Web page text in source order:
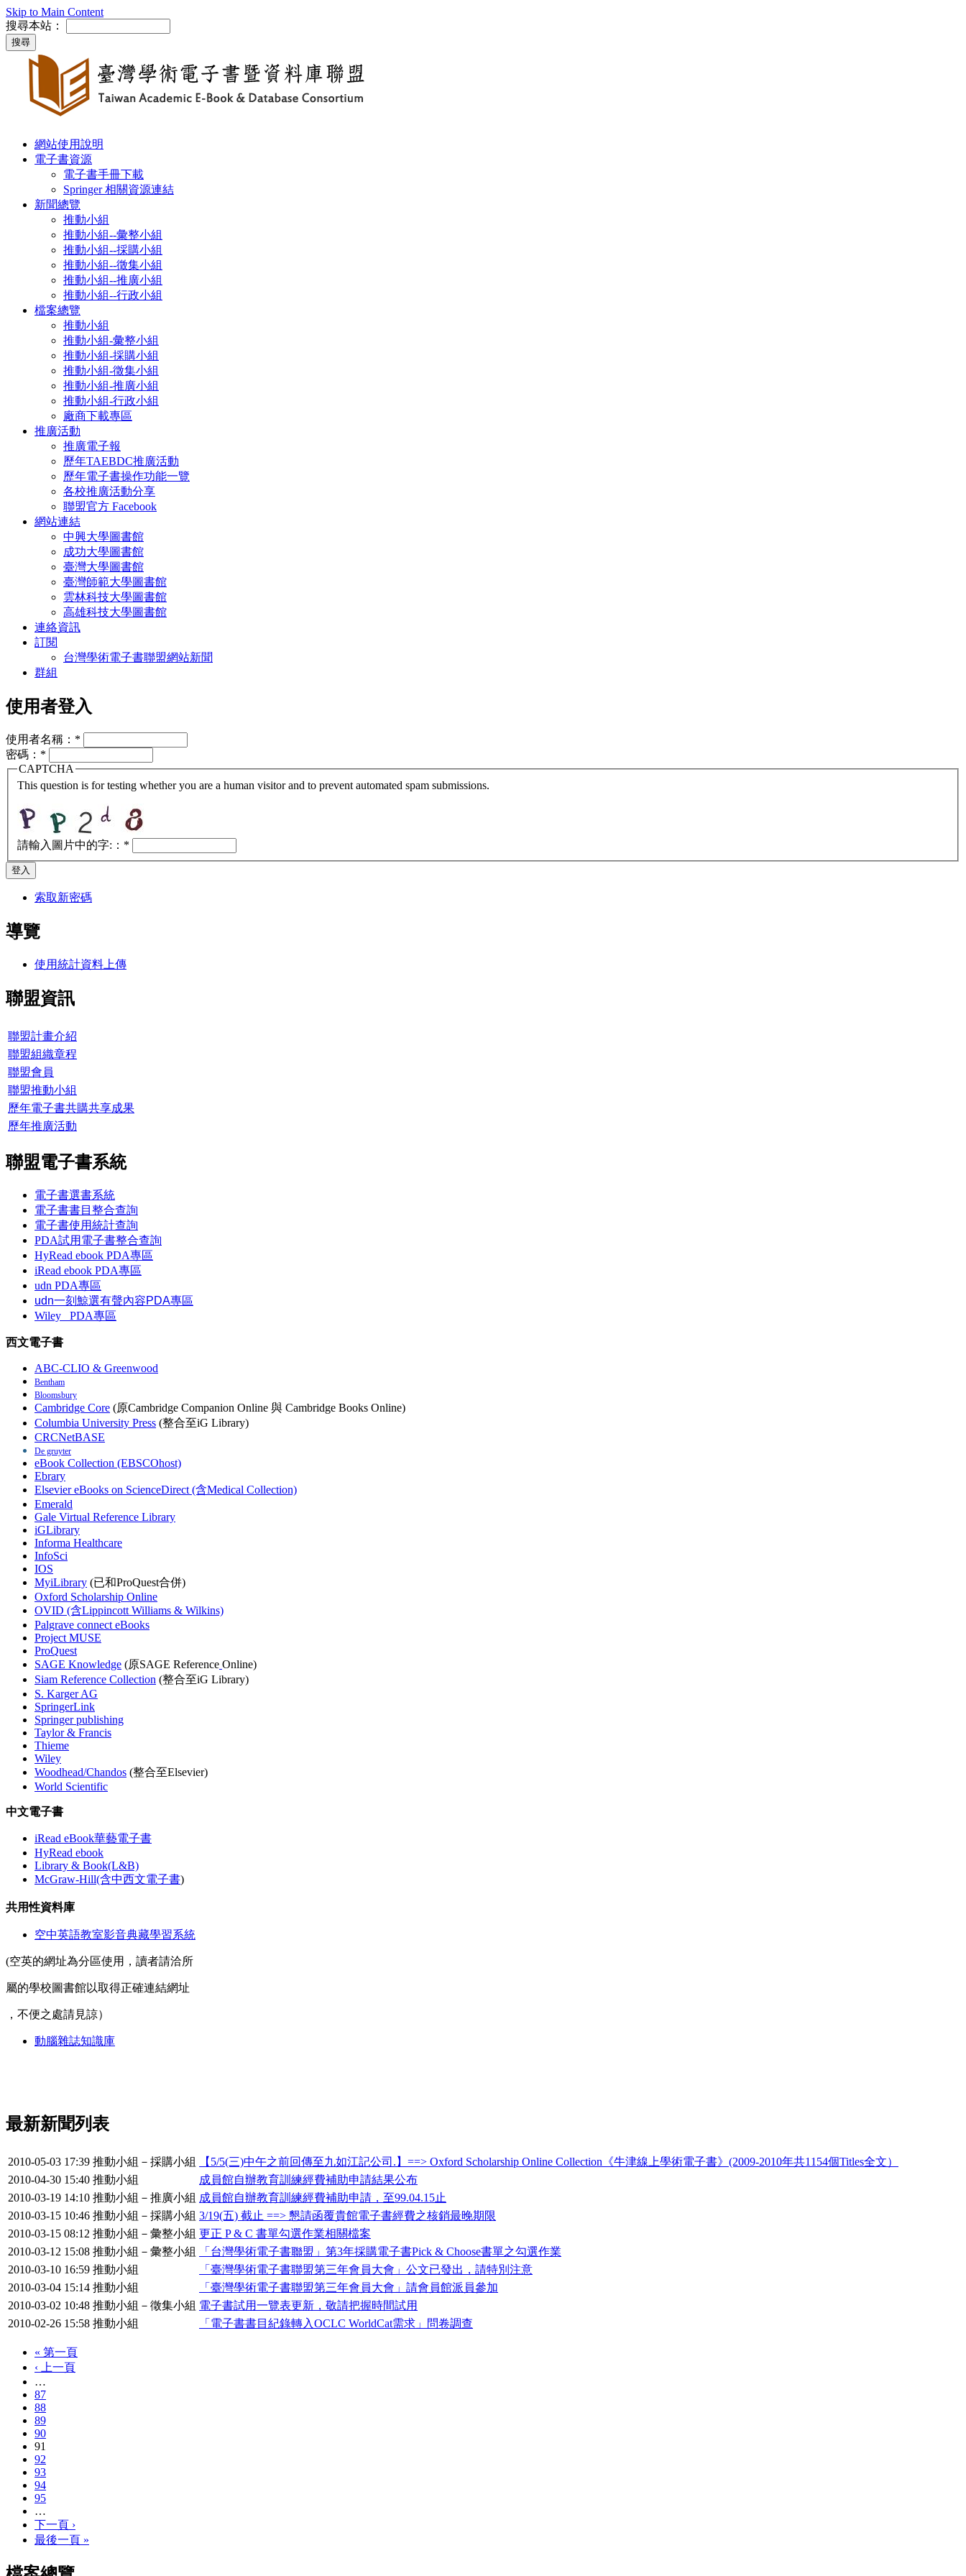
Skip to Main Content
搜尋本站：
網站使用說明
電子書資源
電子書手冊下載
Springer 相關資源連結
新聞總覽
推動小組
推動小組--彙整小組
推動小組--採購小組
推動小組--徵集小組
推動小組--推廣小組
推動小組--行政小組
檔案總覽
推動小組
推動小組-彙整小組
推動小組-採購小組
推動小組-徵集小組
推動小組-推廣小組
推動小組-行政小組
廠商下載專區
推廣活動
推廣電子報
歷年TAEBDC推廣活動
歷年電子書操作功能一覽
各校推廣活動分享
聯盟官方 Facebook
網站連結
中興大學圖書館
成功大學圖書館
臺灣大學圖書館
臺灣師範大學圖書館
雲林科技大學圖書館
高雄科技大學圖書館
連絡資訊
訂閱
台灣學術電子書聯盟網站新聞
群組
使用者登入
使用者名稱： *
密碼： *
CAPTCHA
This question is for testing whether you are a human visitor and to prevent automated spam submissions.
請輸入圖片中的字:： *
索取新密碼
導覽
使用統計資料上傳
聯盟資訊
聯盟計畫介紹
聯盟組織章程
聯盟會員
聯盟推動小組
歷年電子書共購共享成果
歷年推廣活動
聯盟電子書系統
電子書選書系統
電子書書目整合查詢
電子書使用統計查詢
PDA試用電子書整合查詢
HyRead ebook PDA專區
iRead ebook PDA專區
udn PDA專區
udn一刻鯨選有聲內容PDA專區
Wiley
PDA專區
西文電子書
ABC-CLIO & Greenwood
Bentham
Bloomsbury
Cambridge Core (原Cambridge Companion Online 與 Cambridge Books Online)
Columbia University Press (整合至iG Library)
CRCNetBASE
De gruyter
eBook Collection (EBSCOhost)
Ebrary
Elsevier eBooks on ScienceDirect (含Medical Collection)
Emerald
Gale Virtual Reference Library
iGLibrary
Informa Healthcare
InfoSci
IOS
MyiLibrary (已和ProQuest合併)
Oxford Scholarship Online
OVID (含Lippincott Williams & Wilkins)
Palgrave connect eBooks
Project MUSE
ProQuest
SAGE Knowledge (原SAGE Reference Online)
Siam Reference Collection (整合至iG Library)
S. Karger AG
SpringerLink
Springer publishing
Taylor & Francis
Thieme
Wiley
Woodhead/Chandos (整合至Elsevier)
World Scientific
中文電子書
iRead eBook華藝電子書
HyRead ebook
Library & Book(L&B)
McGraw-Hill(含中西文電子書)
共用性資料庫
空中英語教室影音典藏學習系統
(空英的網址為分區使用，讀者請洽所
屬的學校圖書館以取得正確連結網址
，不便之處請見諒）
動腦雜誌知識庫
最新新聞列表
2010-05-03 17:39 推動小組－採購小組
【5/5(三)中午之前回傳至九如江記公司.】==> Oxford Scholarship Online Collection《牛津線上學術電子書》(2009-2010年共1154個Titles全文）
2010-04-30 15:40 推動小組
成員館自辦教育訓練經費補助申請結果公布
2010-03-19 14:10 推動小組－推廣小組 成員館自辦教育訓練經費補助申請，至99.04.15止
2010-03-15 10:46 推動小組－採購小組 3/19(五) 截止 ==> 懇請函覆貴館電子書經費之核銷最晚期限
2010-03-15 08:12 推動小組－彙整小組 更正 P & C 書單勾選作業相關檔案
2010-03-12 15:08 推動小組－彙整小組
「台灣學術電子書聯盟」第3年採購電子書Pick & Choose書單之勾選作業
2010-03-10 16:59 推動小組
「臺灣學術電子書聯盟第三年會員大會」公文已發出，請特別注意
2010-03-04 15:14 推動小組
「臺灣學術電子書聯盟第三年會員大會」請會員館派員參加
2010-03-02 10:48 推動小組－徵集小組 電子書試用一覽表更新，敬請把握時間試用
2010-02-26 15:58 推動小組 「電子書書目紀錄轉入OCLC WorldCat需求」問卷調查
« 第一頁
‹ 上一頁
…
87
88
89
90
91
92
93
94
95
…
下一頁 ›
最後一頁 »